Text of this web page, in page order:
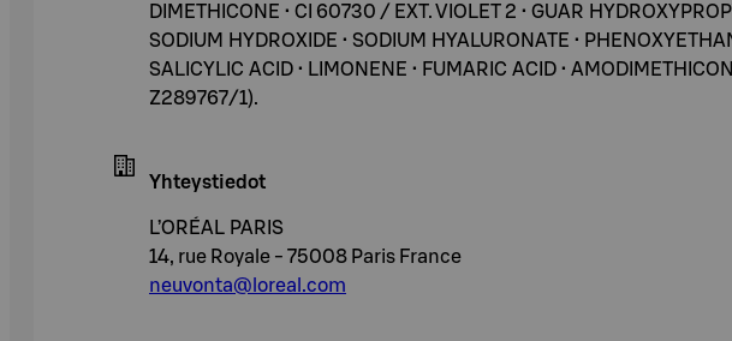
DIMETHICONE • CI 60730 / EXT. VIOLET 2 • GUAR
SODIUM HYDROXIDE • SODIUM HYALURONATE •
SALICYLIC ACID • LIMONENE • FUMARIC ACID •
Z289767/1).
Yhteystiedot
L’ORÉAL PARIS
14, rue Royale - 75008 Paris France
neuvonta@loreal.com